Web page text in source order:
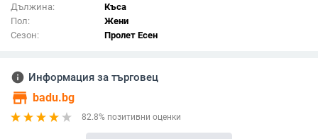
Дължина:
Къса
Пол:
Жени
Сезон:
Пролет Есен
info Информация за търговец
store badu.bg
82.8% позитивни оценки